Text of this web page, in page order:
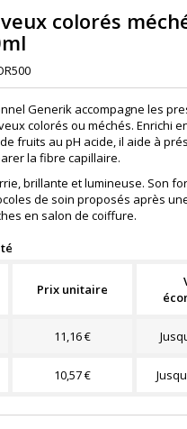
colorés
Generik accompagne les
colorés ou méchés. Enrichi
fruits au pH acide, il aide à
la fibre capillaire.
brillante et lumineuse. Son
de soin proposés après
en salon de coiffure.
Prix unitaire
11,16 €
10,57 €